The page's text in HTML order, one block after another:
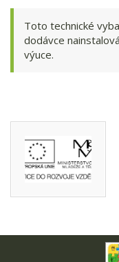
Toto technické
dodávce
výuce.